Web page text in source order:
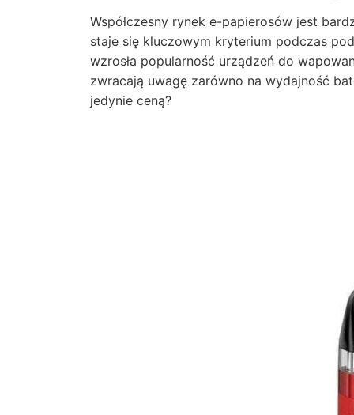
Współczesny rynek e-papierosów jest
staje się kluczowym kryterium podczas
wzrosła popularność urządzeń do
zwracają uwagę zarówno na wydajność
jedynie ceną?